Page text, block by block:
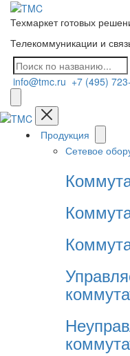
Техмаркет готовых
Телекоммуникации и
info@tmc.ru +7 (495)
Продукция
Сетевое